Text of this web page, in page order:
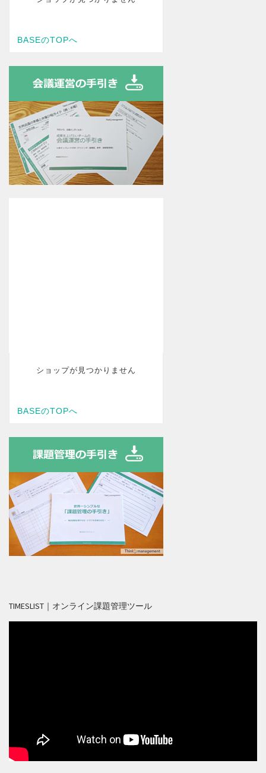
TIMESLIST｜オンライン課題管理ツール